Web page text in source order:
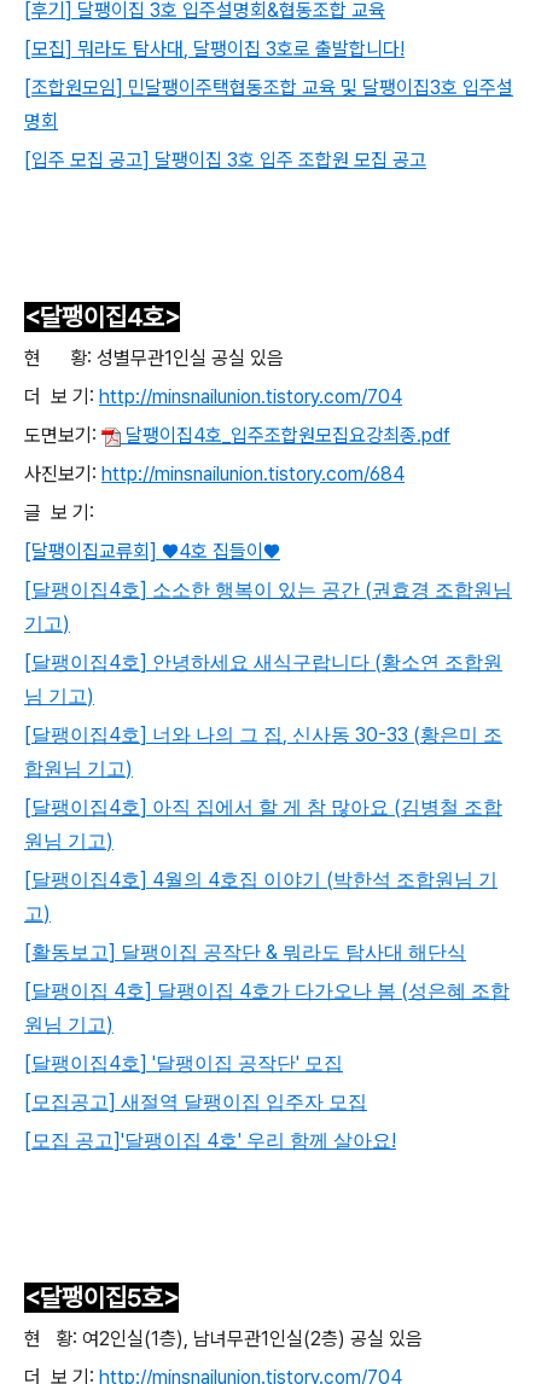
[후기 ] 달팽이집 3호 입주설명회 &협동조합 교육
[모집] 뭐라도 탐사대 , 달팽이집 3호로 출발합니다!
[조합원모임] 민달팽이주택협동조합 교육 및 달팽이집3호 입주설
명회
[입주 모집 공고] 달팽이집 3호 입주 조합원 모집 공고
<달팽이집4호>
현 황: 성별무관1 인실 공실 있음
더 보 기: http://minsnailunion.tistory.com/704
도면보기:
달팽이집4호_입주조합원모집요강최종.pdf
사진보기: http://minsnailunion.tistory.com/684
글 보 기:
[달팽이집교류회] ♥4호 집들이♥
[달팽이집4호] 소소한 행복이 있는 공간 (권효경 조합원님
기고)
[달팽이집4호] 안녕하세요 새식구랍니다 (황소연 조합원
님 기고)
[달팽이집4호] 너와 나의 그 집, 신사동 30-33 (황은미 조
합원님 기고)
[달팽이집4호] 아직 집에서 할 게 참 많아요 (김병철 조합
원님 기고)
[달팽이집4호] 4월의 4호집 이야기 (박한석 조합원님 기
고)
[활동보고] 달팽이집 공작단 & 뭐라도 탐사대 해단식
[달팽이집 4호] 달팽이집 4호가 다가오나 봄 (성은혜 조합
원님 기고)
[달팽이집4호] '달팽이집 공작단' 모집
[ 모집공고] 새절역 달팽이집 입주자 모집
[ 모집 공고]'달팽이집 4호' 우리 함께 살아요!
<달팽이집5호>
현 황: 여2인실(1층), 남녀무관1인실(2층) 공실 있음
더 보 기: http://minsnailunion.tistory.com/704